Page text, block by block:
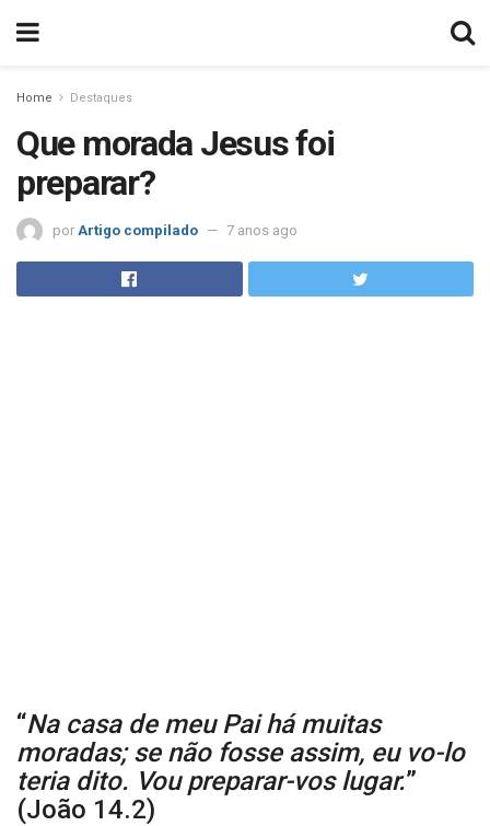
Home Destaques
Que morada Jesus foi
preparar?
por Artigo compilado 7 anos ago
“Na casa de meu Pai há muitas
moradas; se não fosse assim, eu vo-lo
teria dito. Vou preparar-vos lugar.”
(João 14.2)